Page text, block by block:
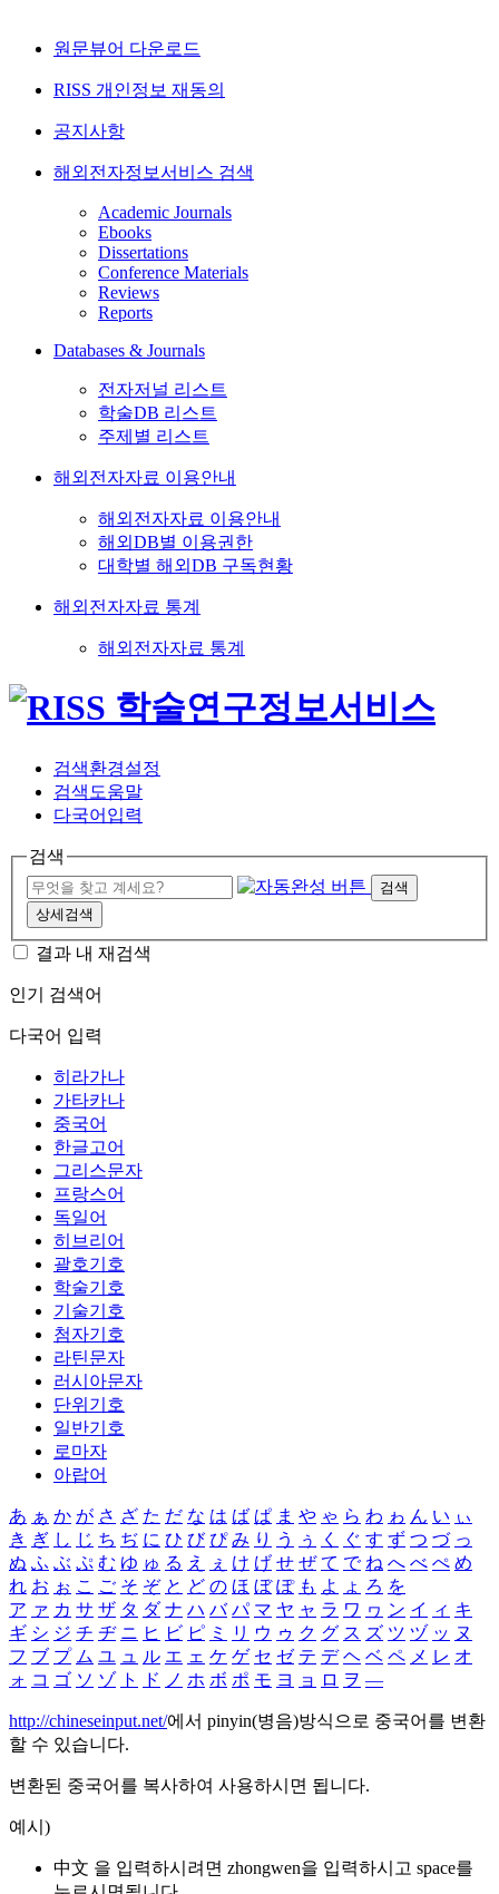
원문뷰어 다운로드
RISS 개인정보 재동의
공지사항
해외전자정보서비스 검색
Academic Journals
Ebooks
Dissertations
Conference Materials
Reviews
Reports
Databases & Journals
전자저널 리스트
학술DB 리스트
주제별 리스트
해외전자자료 이용안내
해외전자자료 이용안내
해외DB별 이용권한
대학별 해외DB 구독현황
해외전자자료 통계
해외전자자료 통계
검색환경설정
검색도움말
다국어입력
검색
검색
상세검색
결과 내 재검색
인기 검색어
다국어 입력
히라가나
가타카나
중국어
한글고어
그리스문자
프랑스어
독일어
히브리어
괄호기호
학술기호
기술기호
첨자기호
라틴문자
러시아문자
단위기호
일반기호
로마자
아랍어
あ ぁ か が さ ざ た だ な は ば ぱ ま や ゃ ら わ ゎ ん い ぃ
き ぎ し じ ち ぢ に ひ び ぴ み り う ぅ く ぐ す ず つ づ っ
ぬ ふ ぶ ぷ む ゆ ゅ る え ぇ け げ せ ぜ て で ね へ べ ぺ め
れ お ぉ こ ご そ ぞ と ど の ほ ぼ ぽ も よ ょ ろ を
ア ァ カ サ ザ タ ダ ナ ハ バ パ マ ヤ ャ ラ ワ ヮ ン イ ィ キ
ギ シ ジ チ ヂ ニ ヒ ビ ピ ミ リ ウ ゥ ク グ ス ズ ツ ヅ ッ ヌ
フ ブ プ ム ユ ュ ル エ ェ ケ ゲ セ ゼ テ デ ヘ ベ ペ メ レ オ
ォ コ ゴ ソ ゾ ト ド ノ ホ ボ ポ モ ヨ ョ ロ ヲ ―
http://chineseinput.net/에서 pinyin(병음)방식으로 중국어를 변환
할 수 있습니다.
변환된 중국어를 복사하여 사용하시면 됩니다.
예시)
中文 을 입력하시려면 zhongwen을 입력하시고 space를